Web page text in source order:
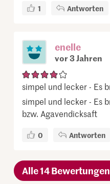
1 Antworten
enelle
vor 3 Jahren
simpel und lecker - Es
simpel und lecker - Es
bzw. Agavendicksaft
0 Antworten
Alle 14